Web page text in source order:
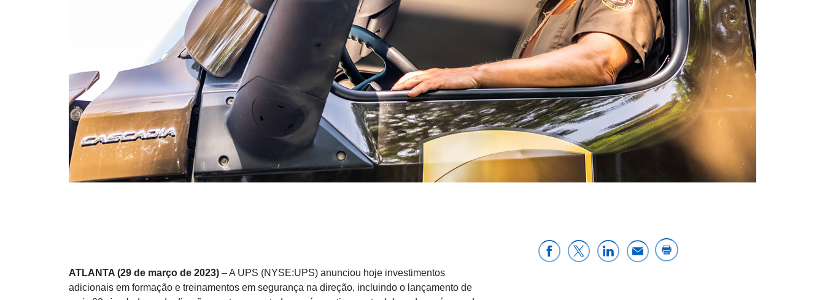
ATLANTA (29 de março de 2023) – A UPS (NYSE:UPS) anunciou hoje investimentos
adicionais em formação e treinamentos em segurança na direção, incluindo o lançamento de